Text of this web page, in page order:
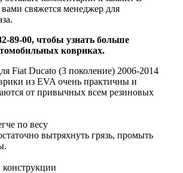
свяжется менеджер для
89-00, чтобы узнать больше
ковриках.
Fiat Ducato (3 поколение) 2006-2014
из EVA очень практичны и
от привычных всем резиновых
по весу
вытряхнуть грязь, промыть
конструкции